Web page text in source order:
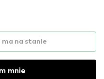
ma na stanie
mnie